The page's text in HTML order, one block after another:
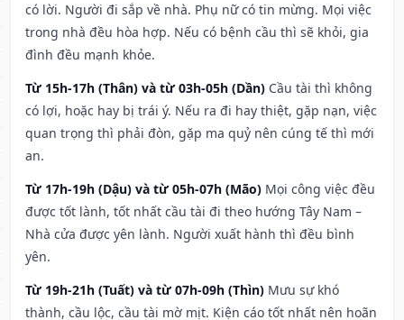
có lời. Người đi sắp về nhà. Phụ nữ có tin mừng. Mọi việc
trong nhà đều hòa hợp. Nếu có bệnh cầu thì sẽ khỏi, gia
đình đều mạnh khỏe.
Từ 15h-17h (Thân) và từ 03h-05h (Dần) Cầu tài thì không
có lợi, hoặc hay bị trái ý. Nếu ra đi hay thiệt, gặp nạn, việc
quan trọng thì phải đòn, gặp ma quỷ nên cúng tế thì mới
an.
Từ 17h-19h (Dậu) và từ 05h-07h (Mão) Mọi công việc đều
được tốt lành, tốt nhất cầu tài đi theo hướng Tây Nam –
Nhà cửa được yên lành. Người xuất hành thì đều bình
yên.
Từ 19h-21h (Tuất) và từ 07h-09h (Thìn) Mưu sự khó
thành, cầu lộc, cầu tài mờ mịt. Kiện cáo tốt nhất nên hoãn